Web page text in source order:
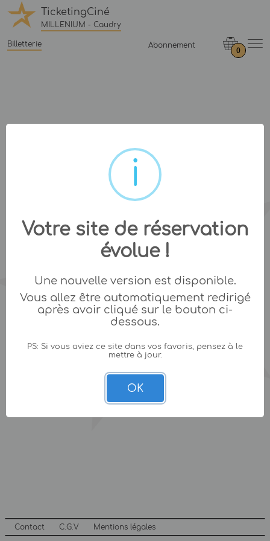
TicketingCiné
MILLENIUM - Caudry
Billetterie Abonnement
0
Contact C.G.V Mentions légales
Votre site de réservation
évolue !
Une nouvelle version est disponible.
Vous allez être automatiquement redirigé
après avoir cliqué sur le bouton ci-
dessous.
PS: Si vous aviez ce site dans vos favoris, pensez à le
mettre à jour.
OK